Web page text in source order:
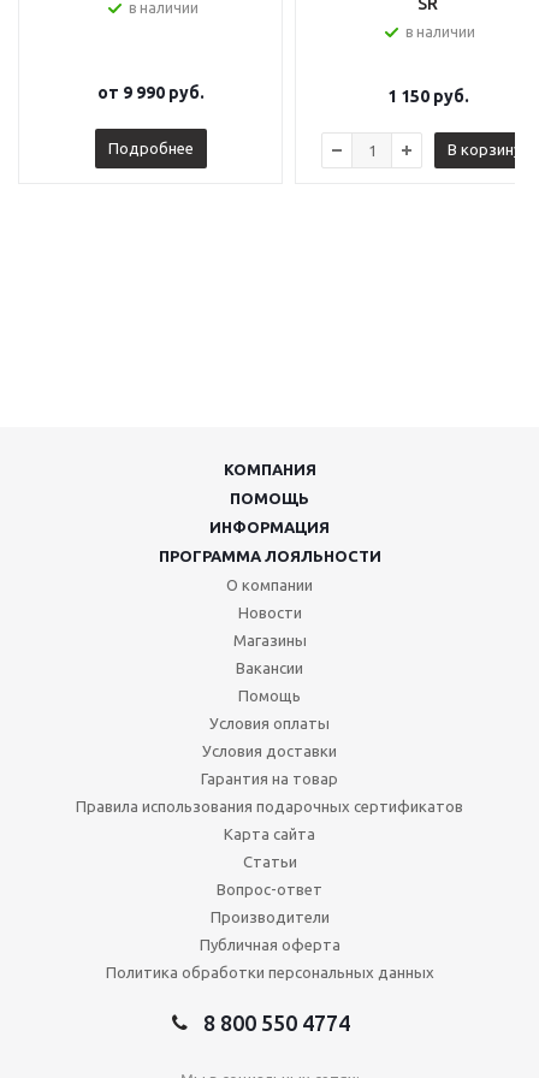
в наличии
от 9 990 руб.
Подробнее
в наличии
1 150руб.
В корзину
КОМПАНИЯ
ПОМОЩЬ
ИНФОРМАЦИЯ
ПРОГРАММА ЛОЯЛЬНОСТИ
О компании
Новости
Магазины
Вакансии
Помощь
Условия оплаты
Условия доставки
Гарантия на товар
Правила использования подарочных сертификатов
Карта сайта
Статьи
Вопрос-ответ
Производители
Публичная оферта
Политика обработки персональных данных
8 800 550 4774